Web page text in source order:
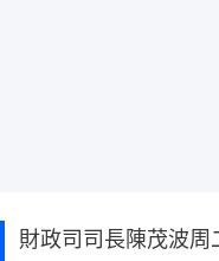
財政司司長陳茂波